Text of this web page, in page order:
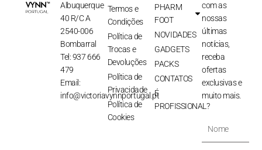
Albuquerque
40 R/C A
2540-006
Bombarral
Tel: 937 666
479
Email:
info@victoriavynnportugal.pt
Termos e
Condições
Política de
Trocas e
Devoluções
Política de
Privacidade
Política de
Cookies
PHARM
FOOT
NOVIDADES
GADGETS
PACKS
CONTATOS
É
PROFISSIONAL?
com as
nossas
últimas
notícias,
receba
ofertas
exclusivas e
muito mais.
Nome